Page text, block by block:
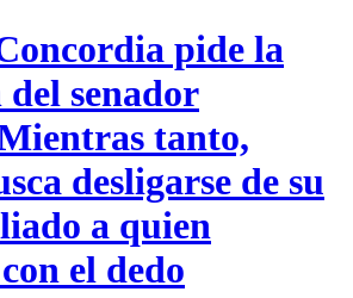
pide la
senador
tanto,
desligarse de su
a quien
el dedo